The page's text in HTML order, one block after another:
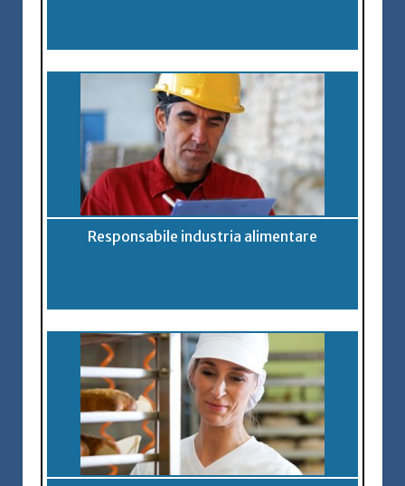
Responsabile industria alimentare